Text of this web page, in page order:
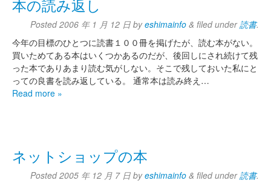
本の読み返し
Posted2006 年 1 月 12 日 byeshimainfo & filed under読書.
今年の目標のひとつに読書１００冊を掲げたが、読む本がない。
買いためてある本はいくつかあるのだが、後回しにされ続けて残
った本でありあまり読む気がしない。そこで残しておいた私にと
っての良書を読み返している。 通常本は読み終え…
Read more »
ネットショップの本
Posted2005 年 12 月 7 日 byeshimainfo & filed under読書.